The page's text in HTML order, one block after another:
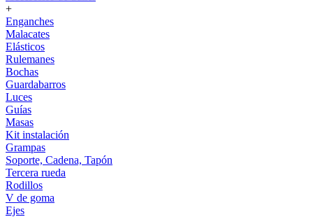
+
Enganches
Malacates
Elásticos
Rulemanes
Bochas
Guardabarros
Luces
Guías
Masas
Kit instalación
Grampas
Soporte, Cadena, Tapón
Tercera rueda
Rodillos
V de goma
Ejes